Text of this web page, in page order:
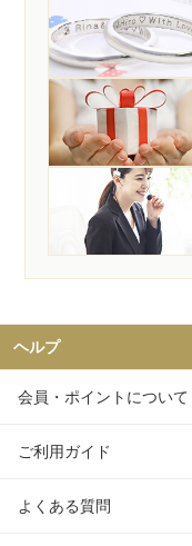
ヘルプ
会員・ポイントについて
ご利用ガイド
よくある質問